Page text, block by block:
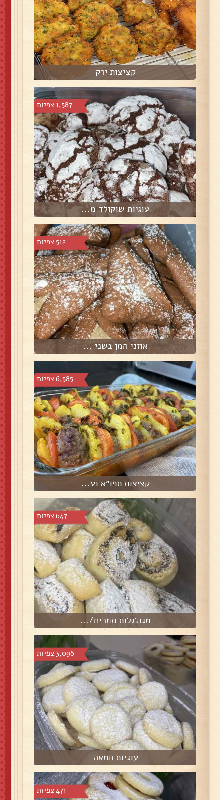
קציצות ירק
1,587 צפיות
עוגיות שוקולד מ...
512 צפיות
אוזני המן בשני ...
6,585 צפיות
קציצות תפו״א וע...
647 צפיות
מגולגלות תמרים/...
3,096 צפיות
עוגיות חמאה
471 צפיות